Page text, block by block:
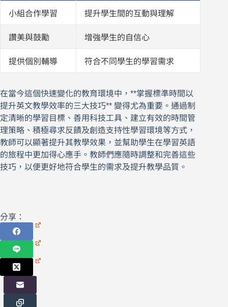
小組合作學習 提升學生間的互動與理解
讚美與鼓勵 增強學生的自信心
提供個別輔導 符合不同學生的學習需求
在當今這個快速變化的教育環境中，**掌握標準時間以
提升英文教學效率的三大技巧** 變得尤為重要。通過制
定清晰的學習目標、善用科技工具、建立有效的時間管
理策略、積極尋求反饋及創造支持性學習環境等方式，
教師可以顯著提升其教學效果，並幫助學生在學習英語
的旅程中更加得心應手。教師們應隨時調整和完善這些
技巧，以便更好地符合學生的需求及提升教學品質。
分享：